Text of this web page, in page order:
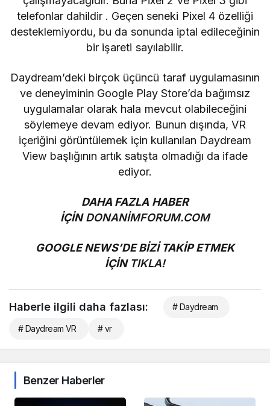
telefonlar dahildir . Geçen seneki Pixel 4özelliği
desteklemiyordu, bu da sonunda iptal edileceğinin
bir işareti sayılabilir.
Daydream’deki birçok üçüncü taraf uygulamasının
ve deneyiminin Google Play Store’da bağımsız
uygulamalar olarak hala mevcut olabileceğini
söylemeye devam ediyor. Bunun dışında, VR
içeriğini görüntülemek için kullanılan Daydream
View başlığının artık satışta olmadığı da ifade
ediyor.
DAHA FAZLA HABER
İÇİNDONANİMFORUM.COM
GOOGLE NEWS’DE BİZİ TAKİP ETMEK
İÇİN TIKLA!
Haberle ilgili daha fazlası: # Daydream
# Daydream VR # vr
Benzer Haberler